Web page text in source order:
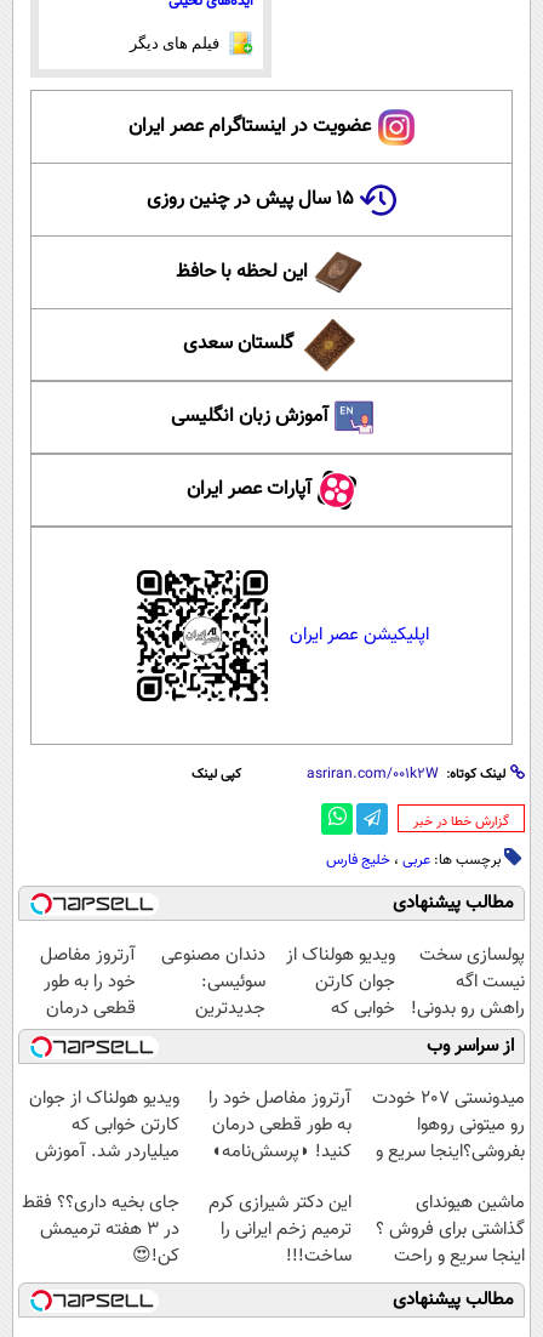
فیلم های دیگر
عضویت در اینستاگرام عصر ایران
۱۵ سال پیش در چنین روزی
این لحظه با حافظ
گلستان سعدی
آموزش زبان انگلیسی
آپارات عصر ایران
اپلیکیشن عصر ایران
لینک کوتاه: کپی لینک
‌گزارش خطا در خبر
برچسب ها: عربی ، خلیج فارس
مطالب پیشنهادی
پولسازی سخت
نیست اگه
راهش رو بدونی!
" دوره رایگان "
ویدیو هولناک از
جوان کارتن
خوابی که
میلیاردر شد.
آموزش رایگان
دندان مصنوعی
سوئیسی:
جدیدترین
فناوری اروپا،
سبک و مقاوم |
پرداخت قسطی
آرتروز مفاصل
خود را به طور
قطعی درمان
کنید!
◗پرسش‌نامه◖
از سراسر وب
میدونستی 207 خودت
رو میتونی روهوا
بفروشی؟اینجا سریع و
آرتروز مفاصل خود را
به طور قطعی درمان
کنید! ◗پرسش‌نامه◖
ویدیو هولناک از جوان
کارتن خوابی که
میلیاردر شد. آموزش
ماشین هیوندای
گذاشتی برای فروش ؟
اینجا سریع و راحت
بفروش
این دکتر شیرازی کرم
ترمیم زخم ایرانی را
ساخت!!!
جای بخیه داری؟؟ فقط
در 3 هفته ترمیمش
کن!😍
مطالب پیشنهادی